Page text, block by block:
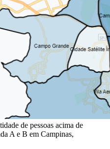
de pessoas acima de
A e B em Campinas,